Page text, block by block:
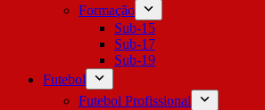
Formação
Sub-15
Sub-17
Sub-19
Futebol
Futebol Profissional